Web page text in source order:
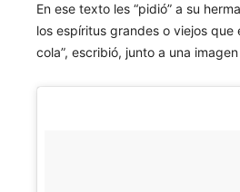
En ese texto les “pidió” a su
los espíritus grandes o viejos
cola”, escribió, junto a una